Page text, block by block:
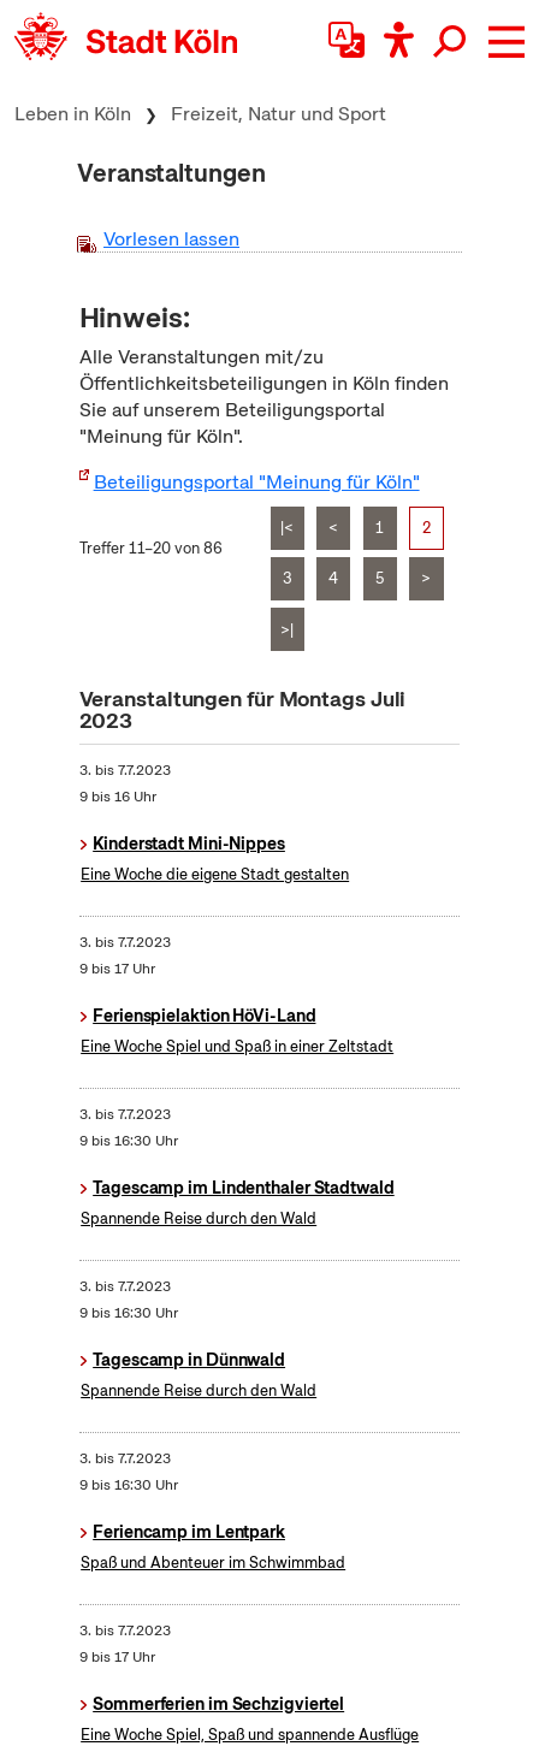
zum Inhalt springen
Leben in Köln Freizeit, Natur und Sport
Veranstaltungen
Vorlesen lassen
Hinweis:
Alle Veranstaltungen mit/zu
Öffentlichkeitsbeteiligungen in Köln finden
Sie auf unserem Beteiligungsportal
"Meinung für Köln".
Beteiligungsportal "Meinung für Köln"
Treffer 11–20 von 86
|< < 1 2
3 4 5 >
>|
Veranstaltungen für Montags Juli
2023
3. bis7.7.2023
9 bis 16 Uhr
Kinderstadt Mini-Nippes
Eine Woche die eigene Stadt gestalten
3. bis7.7.2023
9 bis 17 Uhr
Ferienspielaktion HöVi-Land
Eine Woche Spiel und Spaß in einer Zeltstadt
3. bis7.7.2023
9 bis 16:30 Uhr
Tagescamp im Lindenthaler Stadtwald
Spannende Reise durch den Wald
3. bis7.7.2023
9 bis 16:30 Uhr
Tagescamp in Dünnwald
Spannende Reise durch den Wald
3. bis7.7.2023
9 bis 16:30 Uhr
Feriencamp im Lentpark
Spaß und Abenteuer im Schwimmbad
3. bis7.7.2023
9 bis 17 Uhr
Sommerferien im Sechzigviertel
Eine Woche Spiel, Spaß und spannende Ausflüge